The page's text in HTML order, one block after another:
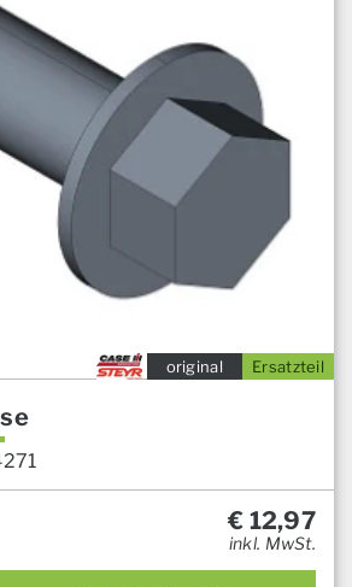
Ersatzteil
original
€ 12,97
inkl. MwSt.